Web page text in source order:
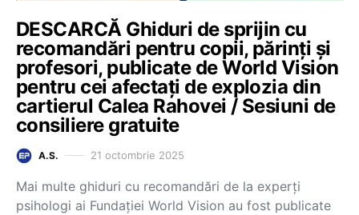
DESCARCĂ Ghiduri de sprijin cu
recomandări pentru copii, părinți și
profesori, publicate de World Vision
pentru cei afectați de explozia din
cartierul Calea Rahovei / Sesiuni de
consiliere gratuite
A.S. 21 octombrie 2025
Mai multe ghiduri cu recomandări de la experți
psihologi ai Fundației World Vision au fost publicate